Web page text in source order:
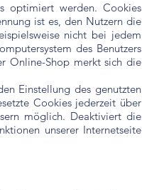
optimiert werden. Cookies
ist es, den Nutzern die
nicht bei jedem
des Benutzers
Online-Shop merkt sich die
Einstellung des genutzten
Cookies jederzeit über
möglich. Deaktiviert die
unserer Internetseite